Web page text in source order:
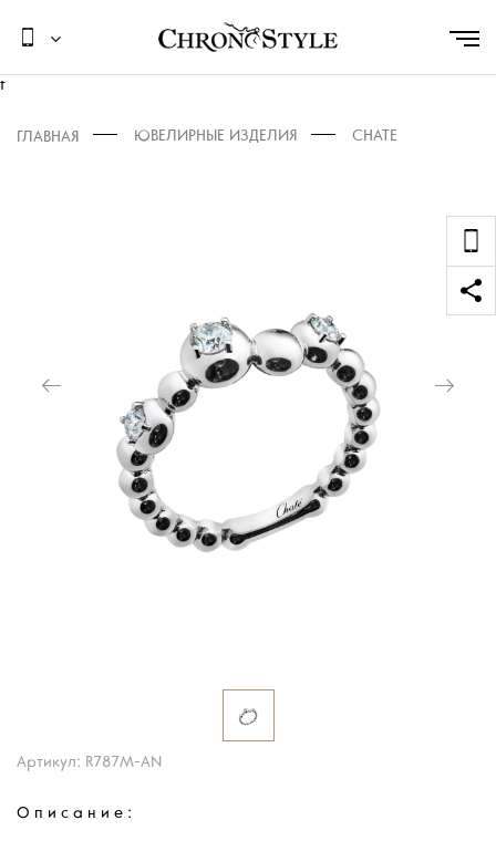
t
ГЛАВНАЯ CHATE
ЮВЕЛИРНЫЕ ИЗДЕЛИЯ
Артикул: R787M-AN
Описание: